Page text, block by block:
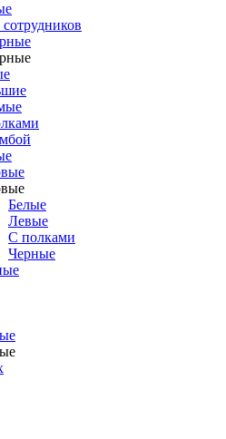
Белые
Левые
С полками
Черные